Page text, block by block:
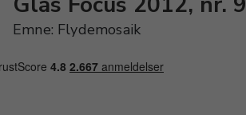
Emne: Flydemosaik